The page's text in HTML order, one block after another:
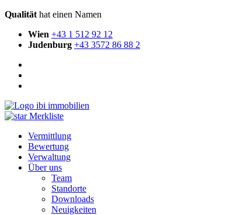
Qualität hat einen Namen
Wien +43 1 512 92 12
Judenburg +43 3572 86 88 2
Merkliste
Vermittlung
Bewertung
Verwaltung
Über uns
Team
Standorte
Downloads
Neuigkeiten